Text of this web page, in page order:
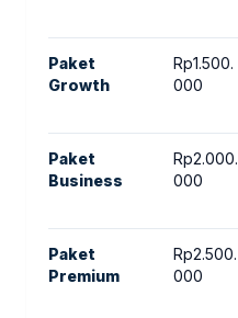
Paket
Growth
Rp1.500.
000
Paket
Business
Rp2.000.
000
Paket
Premium
Rp2.500.
000